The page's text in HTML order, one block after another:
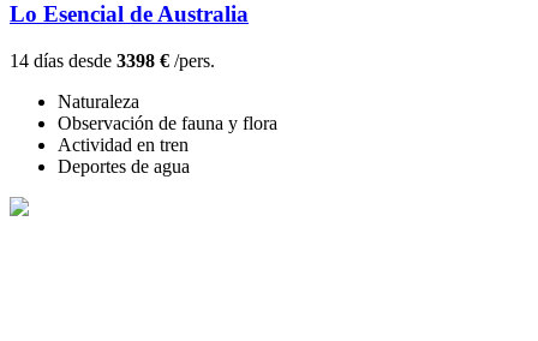
Lo Esencial de Australia
14 días desde 3398 € /pers.
Naturaleza
Observación de fauna y flora
Actividad en tren
Deportes de agua